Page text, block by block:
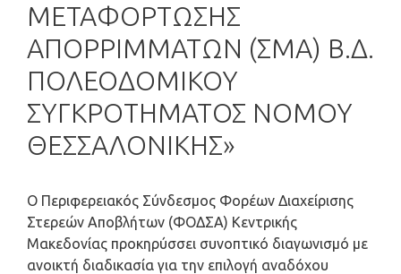
ΜΕΤΑΦΟΡΤΩΣΗΣ
ΑΠΟΡΡΙΜΜΑΤΩΝ (ΣΜΑ) Β.Δ.
ΠΟΛΕΟΔΟΜΙΚΟΥ
ΣΥΓΚΡΟΤΗΜΑΤΟΣ ΝΟΜΟΥ
ΘΕΣΣΑΛΟΝΙΚΗΣ»
Ο Περιφερειακός Σύνδεσμος Φορέων Διαχείρισης
Στερεών Αποβλήτων (ΦΟΔΣΑ) Κεντρικής
Μακεδονίας προκηρύσσει συνοπτικό διαγωνισμό με
ανοικτή διαδικασία για την επιλογή αναδόχου